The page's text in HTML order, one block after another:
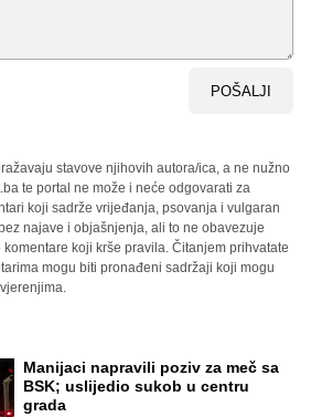
POŠALJI
stavove njihovih autora/ica, a ne nužno
te portal ne može i neće odgovarati za
koji sadrže vrijeđanja, psovanja i vulgaran
najave i objašnjenja, ali to ne obavezuje
koji krše pravila. Čitanjem prihvatate
mogu biti pronađeni sadržaji koji mogu
Manijaci napravili poziv za meč sa
BSK; uslijedio sukob u centru
grada